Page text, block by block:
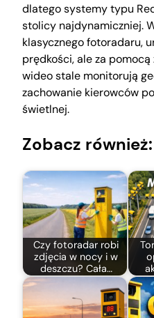
dlatego systemy typu
stolicy najdynamiczniej.
klasycznego fotoradaru,
prędkości, ale za
wideo stale monitorują
zachowanie kierowców
świetlnej.
Zobacz również:
Czy fotoradar robi
zdjęcia w nocy i w
deszczu? Cała…